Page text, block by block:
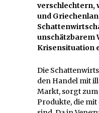
verschlechtern,
und
unschätzbarem
Krisensituation
Die
den Handel mit
Markt, sorgt
Produkte, die